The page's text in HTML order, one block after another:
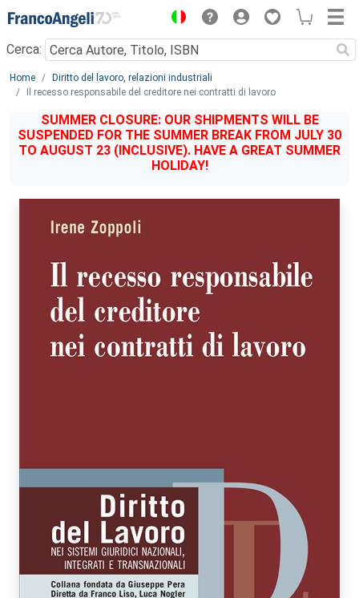
Menu
Cerca:
Main content
Home
Diritto del lavoro, relazioni industriali
Il recesso responsabile del creditore nei contratti di lavoro
SUMMER CLOSURE: OUR SHIPMENTS WILL BE
SUSPENDED FOR THE SUMMER BREAK FROM JULY 30
TO AUGUST 23 (INCLUSIVE). HAVE A GREAT SUMMER
HOLIDAY!